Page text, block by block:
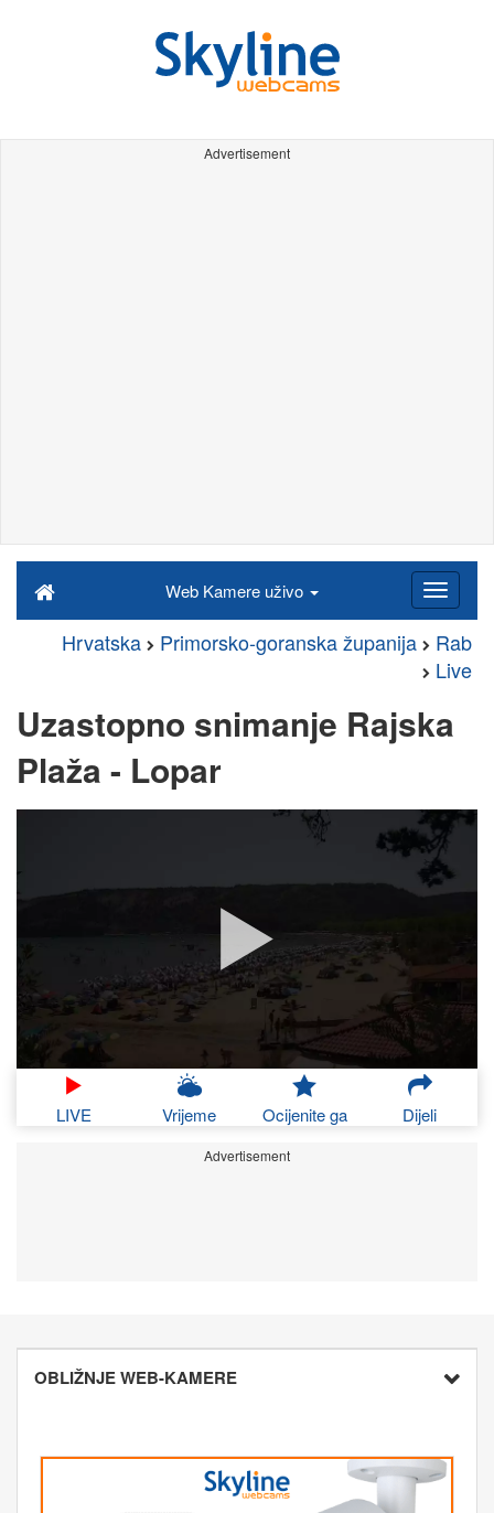
Advertisement
Web Kamere uživo
Hrvatska Primorsko-goranska županija
Rab
Live
Uzastopno snimanje Rajska
Plaža - Lopar
LIVE Vrijeme Ocijenite ga Dijeli
Advertisement
OBLIŽNJE WEB-KAMERE